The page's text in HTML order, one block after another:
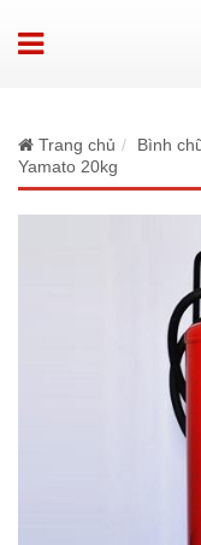
Trang chủ Bình
Yamato 20kg